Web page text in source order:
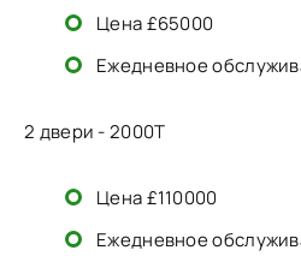
Цена £65000
Ежедневное
2 двери - 2000T
Цена £110000
Ежедневное